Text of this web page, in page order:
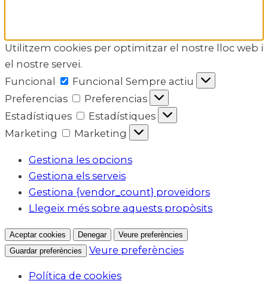
Utilitzem cookies per optimitzar el nostre lloc web i
el nostre servei.
Funcional
Funcional Sempre actiu
Preferencias
Preferencias
Estadístiques
Estadístiques
Marketing
Marketing
Gestiona les opcions
Gestiona els serveis
Gestiona {vendor_count} proveïdors
Llegeix més sobre aquests propòsits
Aceptar cookies Denegar
Veure preferències
Guardar preferències
Veure preferències
Política de cookies